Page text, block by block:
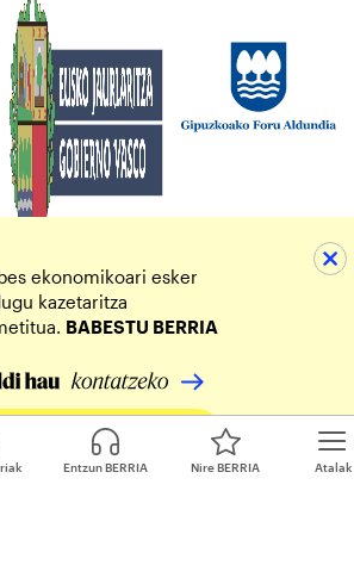
Atalak
Entzun BERRIA Nire BERRIA
ekonomikoari esker
kazetaritza
BABESTU BERRIA
zure ekarpena